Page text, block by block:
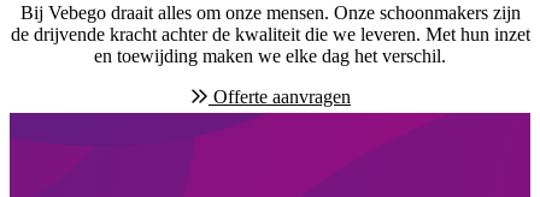
Bij Vebego draait alles om onze mensen. Onze schoonmakers zijn
de drijvende kracht achter de kwaliteit die we leveren. Met hun inzet
en toewijding maken we elke dag het verschil.
Offerte aanvragen